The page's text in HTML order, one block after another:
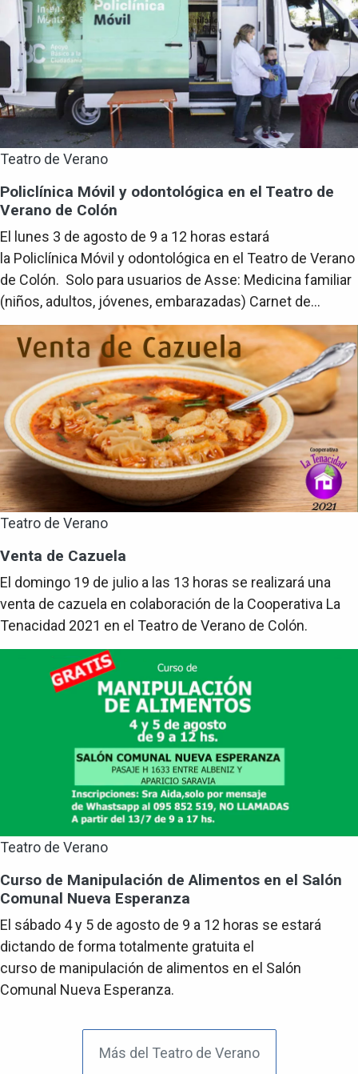
Teatro de Verano
Policlínica Móvil y odontológica en el Teatro de
Verano de Colón
El lunes 3 de agosto de 9 a 12 horas estará
la Policlínica Móvil y odontológica en el Teatro de Verano
de Colón. Solo para usuarios de Asse: Medicina familiar
(niños, adultos, jóvenes, embarazadas) Carnet de...
Teatro de Verano
Venta de Cazuela
El domingo 19 de julio a las 13 horas se realizará una
venta de cazuela en colaboración de la Cooperativa La
Tenacidad 2021 en el Teatro de Verano de Colón.
Teatro de Verano
Curso de Manipulación de Alimentos en el Salón
Comunal Nueva Esperanza
El sábado 4 y 5 de agosto de 9 a 12 horas se estará
dictando de forma totalmente gratuita el
curso de manipulación de alimentos en el Salón
Comunal Nueva Esperanza.
Más del Teatro de Verano